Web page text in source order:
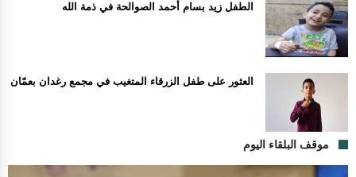
الطفل زيد بسام أحمد الصوالحة في ذمة الله
العثور على طفل الزرقاء المتغيب في مجمع رغدان بعمّان
موقف البلقاء اليوم